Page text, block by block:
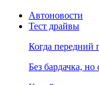
Автоновости
Тест драйвы
Когда передний
Без бардачка,